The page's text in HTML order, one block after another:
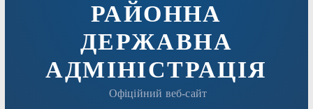
РАЙОННА
ДЕРЖАВНА
АДМІНІСТРАЦІЯ
Офіційний веб-сайт